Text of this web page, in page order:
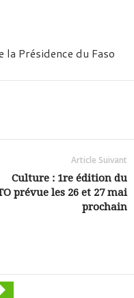
Présidence du Faso
Article Suivant
Culture : 1re édition du
prévue les 26 et 27 mai
prochain